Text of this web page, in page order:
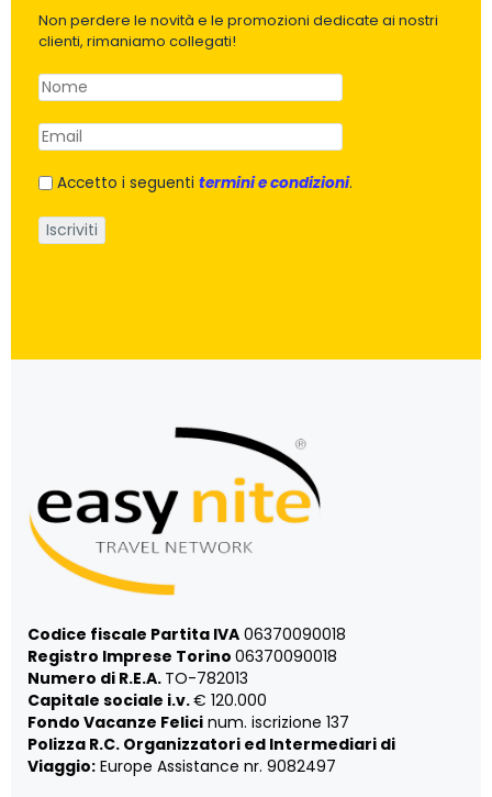
Non perdere le novità e le promozioni dedicate ai nostri
clienti, rimaniamo collegati!
Accetto i seguenti termini e condizioni.
Codice fiscale Partita IVA 06370090018
Registro Imprese Torino 06370090018
Numero di R.E.A. TO-782013
Capitale sociale i.v.€ 120.000
Fondo Vacanze Felici num. iscrizione 137
Polizza R.C. Organizzatori ed Intermediari di
Viaggio: Europe Assistance nr. 9082497